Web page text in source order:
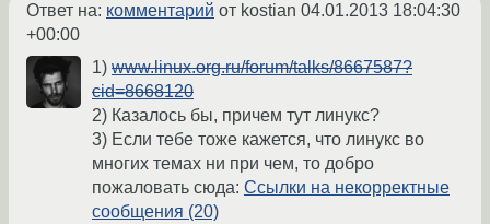
Ответ на: комментарий от kostian 04.01.2013 18:04:30
+00:00
1) www.linux.org.ru/forum/talks/8667587?
cid=8668120
2) Казалось бы, причем тут линукс?
3) Если тебе тоже кажется, что линукс во
многих темах ни при чем, то добро
пожаловать сюда: Ссылки на некорректные
сообщения (20)